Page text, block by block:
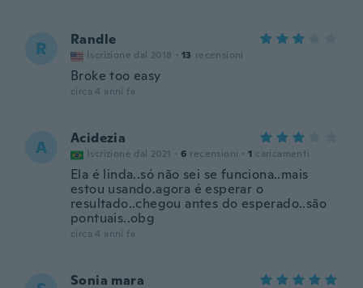
R Randle
Iscrizione dal 2018 · 13 recensioni
Broke too easy
circa 4 anni fa
A Acidezia
Iscrizione dal 2021 · 6 recensioni · 1 caricamenti
Ela é linda..só não sei se funciona..mais
estou usando.agora é esperar o
resultado..chegou antes do esperado..são
pontuais..obg
circa 4 anni fa
Sonia mara